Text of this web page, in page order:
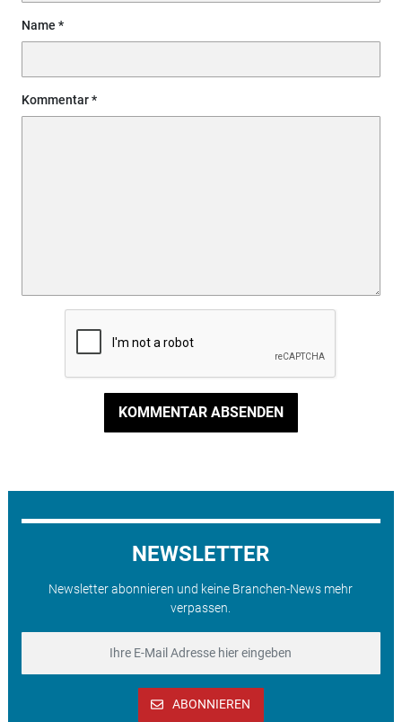
Name
Kommentar
KOMMENTAR ABSENDEN
NEWSLETTER
Newsletter abonnieren und keine Branchen-News mehr
verpassen.
ABONNIEREN